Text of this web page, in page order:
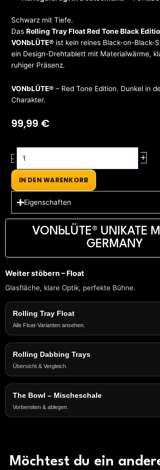
Schwarz mit Tiefe.
DasRolling Tray Float Red Tone Black
VONbLÜTE® ist kein reines Black-on-Black-
ein Design-Drehtablett mit Materialwärme,
ruhiger Präsenz.
VONbLÜTE® – Red Tone Edition. Dunkel in
Charakter.
99,99 €
-
Tray
Black
Edition
Black
+
IN DEN WARENKORB
Eigenschaften
VONbLÜTE® UNIKATE
GERMANY
Weiter stöbern – Float
Glasfläche, klare Optik, perfekte Bühne.
Rolling Tray Float
Alle Float-Varianten ansehen.
Rolling Dabbing Trays
Übersicht & Vergleich.
The Bowl – Mischeschale
Vorbereiten & ablegen.
Möchtest du ein